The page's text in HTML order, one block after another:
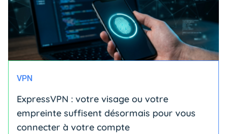
VPN
ExpressVPN : votre visage ou votre
empreinte suffisent désormais pour vous
connecter à votre compte